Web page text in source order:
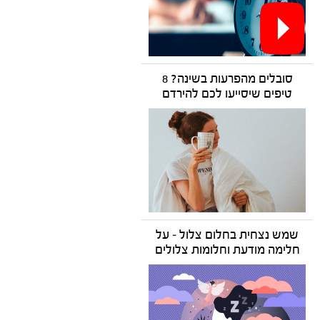
סובלים מהפרעות בשינה? 8
טיפים שיסייעו לכם להירדם
שמש נצחית בחלום צלול – על
חלימה מודעת וחלומות צלולים